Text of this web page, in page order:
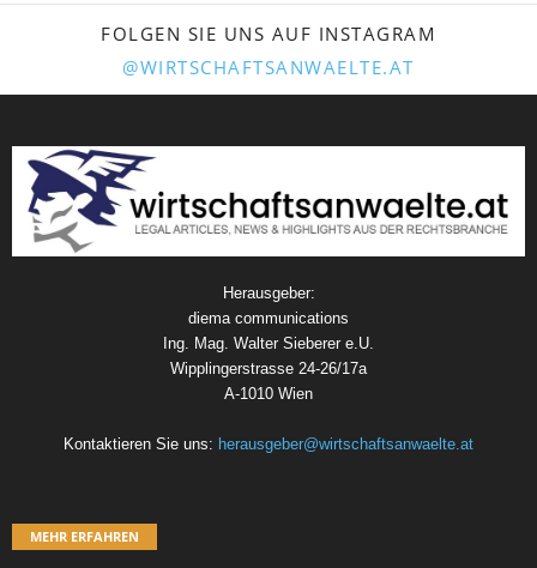
FOLGEN SIE UNS AUF INSTAGRAM
@WIRTSCHAFTSANWAELTE.AT
Herausgeber:
diema communications
Ing. Mag. Walter Sieberer e.U.
Wipplingerstrasse 24-26/17a
A-1010 Wien
Kontaktieren Sie uns: herausgeber@wirtschaftsanwaelte.at
MEHR ERFAHREN